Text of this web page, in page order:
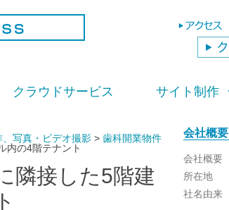
ス
キ
プ
クラウドサービス サイト制作
写真・ビデオ撮影 > 歯科開業物件
内の4階テナント
隣接した5階建
会社概要
会社概要
所在地
社名由来